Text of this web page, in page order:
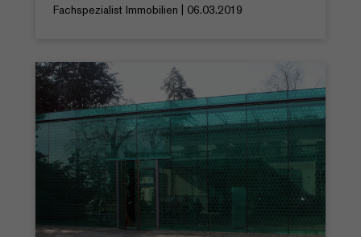
Fachspezialist Immobilien | 06.03.2019